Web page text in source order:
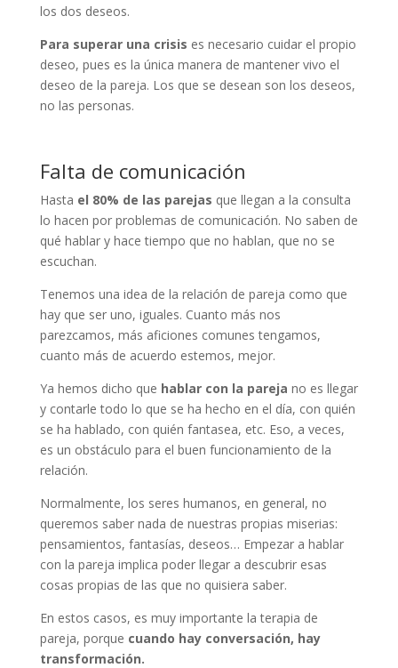
los dos deseos.
Para superar una crisis es necesario cuidar el propio
deseo, pues es la única manera de mantener vivo el
deseo de la pareja. Los que se desean son los deseos,
no las personas.
Falta de comunicación
Hasta el 80% de las parejas que llegan a la consulta
lo hacen por problemas de comunicación. No saben de
qué hablar y hace tiempo que no hablan, que no se
escuchan.
Tenemos una idea de la relación de pareja como que
hay que ser uno, iguales. Cuanto más nos
parezcamos, más aficiones comunes tengamos,
cuanto más de acuerdo estemos, mejor.
Ya hemos dicho que hablar con la pareja no es llegar
y contarle todo lo que se ha hecho en el día, con quién
se ha hablado, con quién fantasea, etc. Eso, a veces,
es un obstáculo para el buen funcionamiento de la
relación.
Normalmente, los seres humanos, en general, no
queremos saber nada de nuestras propias miserias:
pensamientos, fantasías, deseos… Empezar a hablar
con la pareja implica poder llegar a descubrir esas
cosas propias de las que no quisiera saber.
En estos casos, es muy importante la terapia de
pareja, porque cuando hay conversación, hay
transformación.